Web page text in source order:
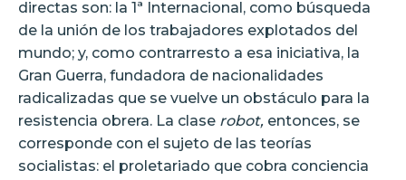
directas son: la 1ª Internacional, como búsqueda
de la unión de los trabajadores explotados del
mundo; y, como contrarresto a esa iniciativa, la
Gran Guerra, fundadora de nacionalidades
radicalizadas que se vuelve un obstáculo para la
resistencia obrera. La clase robot, entonces, se
corresponde con el sujeto de las teorías
socialistas: el proletariado que cobra conciencia